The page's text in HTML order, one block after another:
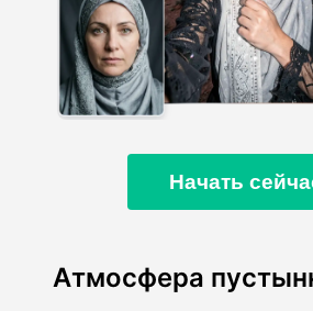
Начать
Атмосфера